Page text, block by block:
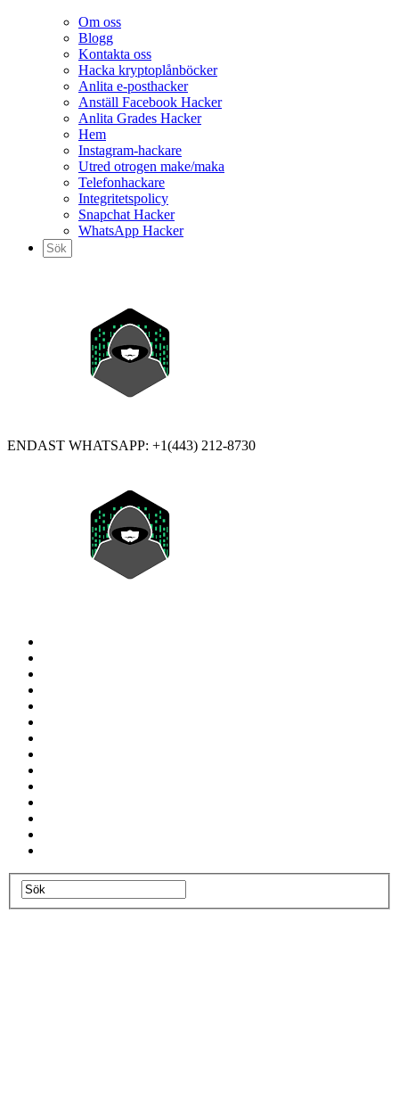
Om oss
Blogg
Kontakta oss
Hacka kryptoplånböcker
Anlita e-posthacker
Anställ Facebook Hacker
Anlita Grades Hacker
Hem
Instagram-hackare
Utred otrogen make/maka
Telefonhackare
Integritetspolicy
Snapchat Hacker
WhatsApp Hacker
ENDAST WHATSAPP: +1(443) 212-8730